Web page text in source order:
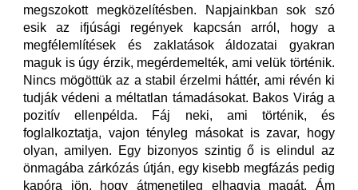
megszokott megközelítésben. Napjainkban sok szó
esik az ifjúsági regények kapcsán arról, hogy a
megfélemlítések és zaklatások áldozatai gyakran
maguk is úgy érzik, megérdemelték, ami velük történik.
Nincs mögöttük az a stabil érzelmi háttér, ami révén ki
tudják védeni a méltatlan támadásokat. Bakos Virág a
pozitív ellenpélda. Fáj neki, ami történik, és
foglalkoztatja, vajon tényleg másokat is zavar, hogy
olyan, amilyen. Egy bizonyos szintig ő is elindul az
önmagába zárkózás útján, egy kisebb megfázás pedig
kapóra jön, hogy átmenetileg elhagyja magát. Ám